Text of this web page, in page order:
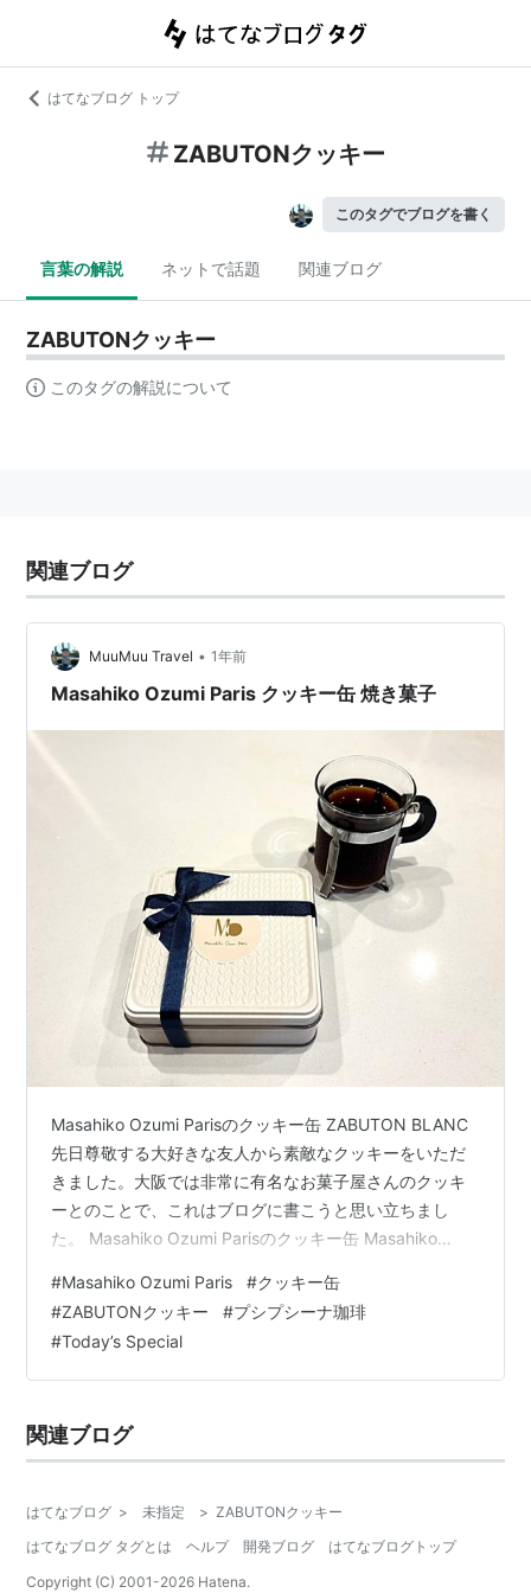
はてなブログ トップ
ZABUTONクッキー
このタグでブログを書く
言葉の解説 ネットで話題 関連ブログ
ZABUTONクッキー
このタグの解説について
関連ブログ
MuuMuu Travel • 1年前
Masahiko Ozumi Paris クッキー缶 焼き菓子
Masahiko Ozumi Parisのクッキー缶 ZABUTON BLANC
先日尊敬する大好きな友人から素敵なクッキーをいただ
きました。大阪では非常に有名なお菓子屋さんのクッキ
ーとのことで、これはブログに書こうと思い立ちまし
た。 Masahiko Ozumi Parisのクッキー缶 Masahiko
たお菓子はMasahiko Ozumi Parisのモンブラン缶
BLANCです。どうも「ZABUTON BLANC」と言う名称
が正確なようです。パティシエの小住匡彦さんはパリで
修行され、大阪の天満橋本店も淀屋橋支店も阪…
#Masahiko Ozumi Paris #クッキー缶
#ZABUTONクッキー #プシプシーナ珈琲
#Today’s Special
関連ブログ
はてなブログ > 未指定 > ZABUTONクッキー
はてなブログ タグとは
ヘルプ 開発ブログ
はてなブログトップ
Copyright (C) 2001-2026 Hatena.